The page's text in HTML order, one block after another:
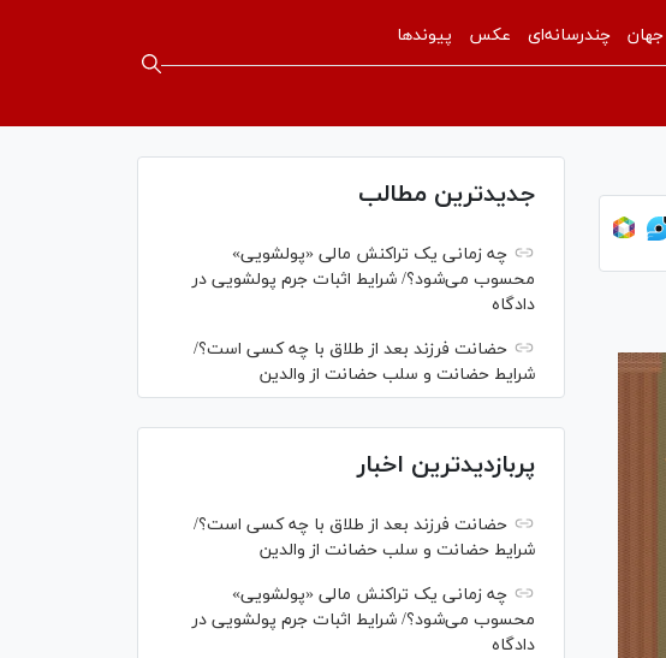
جهان چندرسانه‌ای عکس پیوندها
جدیدترین مطالب
چه زمانی یک تراکنش مالی «پولشویی»
محسوب می‌شود؟/ شرایط اثبات جرم پولشویی در
دادگاه
حضانت فرزند بعد از طلاق با چه کسی است؟/
شرایط حضانت و سلب حضانت از والدین
پربازدیدترین اخبار
حضانت فرزند بعد از طلاق با چه کسی است؟/
شرایط حضانت و سلب حضانت از والدین
چه زمانی یک تراکنش مالی «پولشویی»
محسوب می‌شود؟/ شرایط اثبات جرم پولشویی در
دادگاه